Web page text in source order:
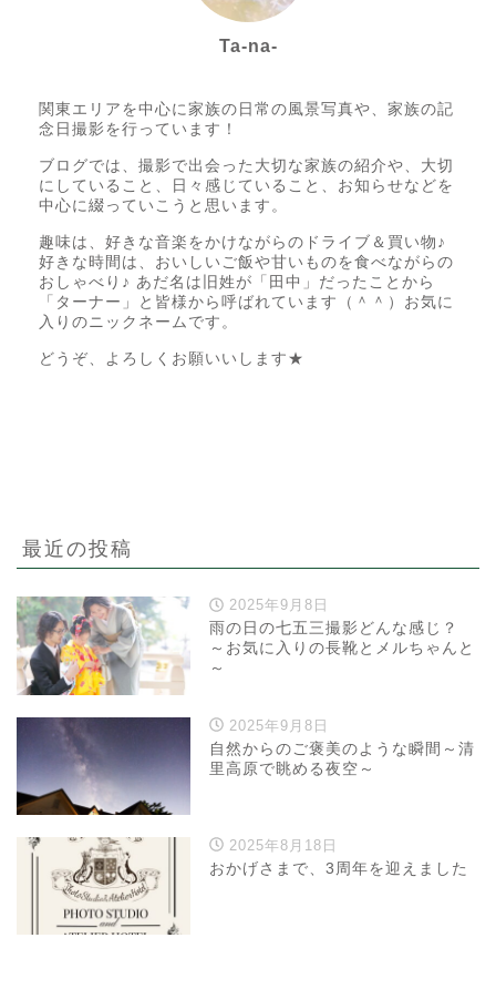
Ta-na-
関東エリアを中心に家族の日常の風景写真や、家族の記
念日撮影を行っています！
ブログでは、撮影で出会った大切な家族の紹介や、大切
にしていること、日々感じていること、お知らせなどを
中心に綴っていこうと思います。
趣味は、好きな音楽をかけながらのドライブ＆買い物♪
好きな時間は、おいしいご飯や甘いものを食べながらの
おしゃべり♪ あだ名は旧姓が「田中」だったことから
「ターナー」と皆様から呼ばれています（＾＾）お気に
入りのニックネームです。
どうぞ、よろしくお願いいします★
最近の投稿
2025年9月8日
雨の日の七五三撮影どんな感じ？
～お気に入りの長靴とメルちゃんと
～
2025年9月8日
自然からのご褒美のような瞬間～清
里高原で眺める夜空～
2025年8月18日
おかげさまで、3周年を迎えました